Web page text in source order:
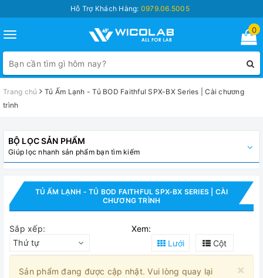
Hỗ Trợ Khách Hàng: 0979.06.5005
Toggle
navigation
0
Trang chủ
Tủ Ấm Lạnh - Tủ BOD Faithful SPX-BX Series | Cài chương
trình
BỘ LỌC SẢN PHẨM
Giúp lọc nhanh sản phẩm bạn tìm kiếm
TỦ ẤM LẠNH - TỦ BOD FAITHFUL SPX-BX SERIES | CÀI
CHƯƠNG TRÌNH
Sắp xếp:
Thứ tự
Xem:
Lưới
Cột
×
Sản phẩm đang được cập nhật. Vui lòng quay lại